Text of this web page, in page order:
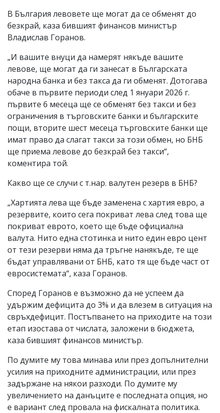
В България левовете ще могат да се обменят до
безкрай, каза бившият финансов министър
Владислав Горанов.
„И вашите внуци да намерят някъде вашите
левове, ще могат да ги занесат в Българската
народна банка и без такса да ги обменят. Дотогава
обаче в първите периоди след 1 януари 2026 г.
първите 6 месеца ще се обменят без такси и без
ограничения в търговските банки и българските
пощи, вторите шест месеца търговските банки ще
имат право да слагат такси за този обмен, но БНБ
ще приема левове до безкрай без такси“,
коментира той.
Какво ще се случи с т.нар. валутен резерв в БНБ?
„Хартията лева ще бъде заменена с хартия евро, а
резервите, които сега покриват лева след това ще
покриват еврото, което ще бъде официална
валута. Нито една стотинка и нито един евро цент
от тези резерви няма да тръгне нанякъде, те ще
бъдат управлявани от БНБ, като тя ще бъде част от
евросистемата“, каза Горанов.
Според Горанов е възможно да не успеем да
удържим дефицита до 3% и да влезем в ситуация на
свръхдефицит. Постъпването на приходите на този
етап изостава от числата, заложени в бюджета,
каза бившият финансов министър.
По думите му това минава или през допълнителни
усилия на приходните администрации, или през
задържане на някои разходи. По думите му
увеличението на данъците е последната опция, но
е вариант след провала на фискалната политика.